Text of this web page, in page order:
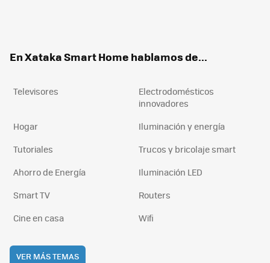
En Xataka Smart Home hablamos de...
Televisores
Electrodomésticos
innovadores
Hogar
Iluminación y energía
Tutoriales
Trucos y bricolaje smart
Ahorro de Energía
Iluminación LED
Smart TV
Routers
Cine en casa
Wifi
VER MÁS TEMAS